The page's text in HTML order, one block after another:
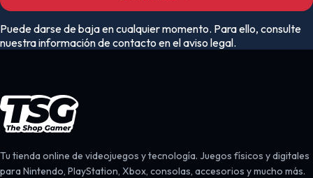
Puede darse de baja en cualquier momento. Para ello, consulte
nuestra información de contacto en el aviso legal.
Tu tienda online de videojuegos y tecnología. Juegos físicos y digitales
para Nintendo, PlayStation, Xbox, consolas, accesorios y mucho más.